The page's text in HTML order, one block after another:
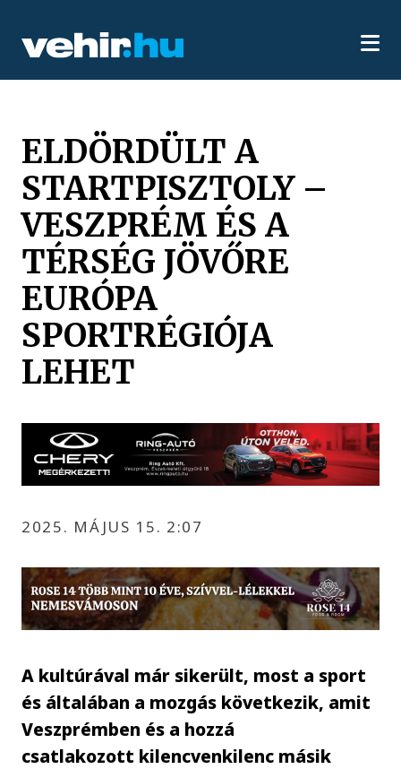
ELDÖRDÜLT A
STARTPISZTOLY –
VESZPRÉM ÉS A
TÉRSÉG JÖVŐRE
EURÓPA
SPORTRÉGIÓJA
LEHET
2025. MÁJUS 15. 2:07
A kultúrával már sikerült, most a sport
és általában a mozgás következik, amit
Veszprémben és a hozzá
csatlakozott kilencvenkilenc másik